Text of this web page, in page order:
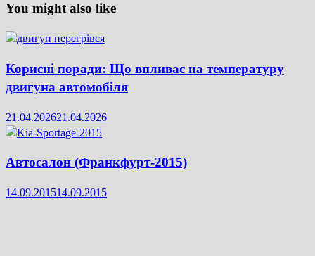
You might also like
Корисні поради: Що впливає на температуру
двигуна автомобіля
21.04.202621.04.2026
Автосалон (Франкфурт-2015)
14.09.201514.09.2015